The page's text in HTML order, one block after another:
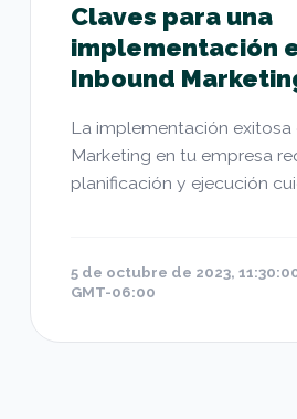
Claves para una
implementación
Inbound
La implementación exitosa
Marketing en tu empresa
planificación y ejecución
5 de octubre de 2023,
GMT-06:00